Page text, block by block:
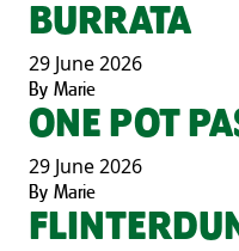
BURRATA
29 June 2026
By Marie
ONE POT
29 June 2026
By Marie